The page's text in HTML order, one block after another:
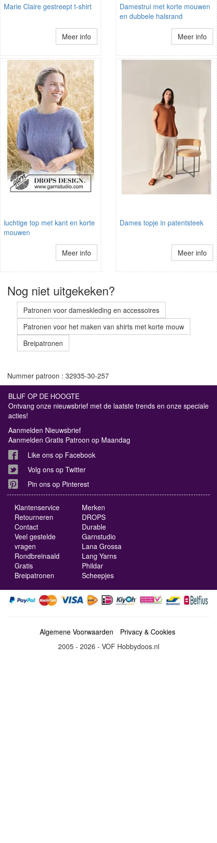
Marie Claire gestreept t-shirt
Meer info
Damestrui met korte mouwen
en dubbele halsrand
Meer info
luchtige top met kant en korte
mouwen
Meer info
Dames topje in patentsteek
Meer info
Nog niet uitgekeken?
Patronen voor dameskleding en accessoires
Patronen voor het maken van shirts met korte mouw
Breipatronen
Nummer patroon : 32935-30-257
BLIJF OP DE HOOGTE
Ontvang onze nieuwsbrief met de laatste trends en onze speciale
acties!
Aanmelden Nieuwsbrief
Aanmelden Gratis Patroon op Maandag
Like ons op Facebook
Volg ons op Twitter
Pin ons op Pinterest
Klantenservice
Retourneren
Contact
Veel gestelde
vragen
Rondbreinaald
Gratis
Breipatronen
Merken
DROPS
Durable
Garnstudio
Lana Grossa
Lang Yarns
Phildar
Scheepjes
Algemene Voorwaarden
Privacy & Cookies
2005 - 2026 - VOF Hobbydoos.nl